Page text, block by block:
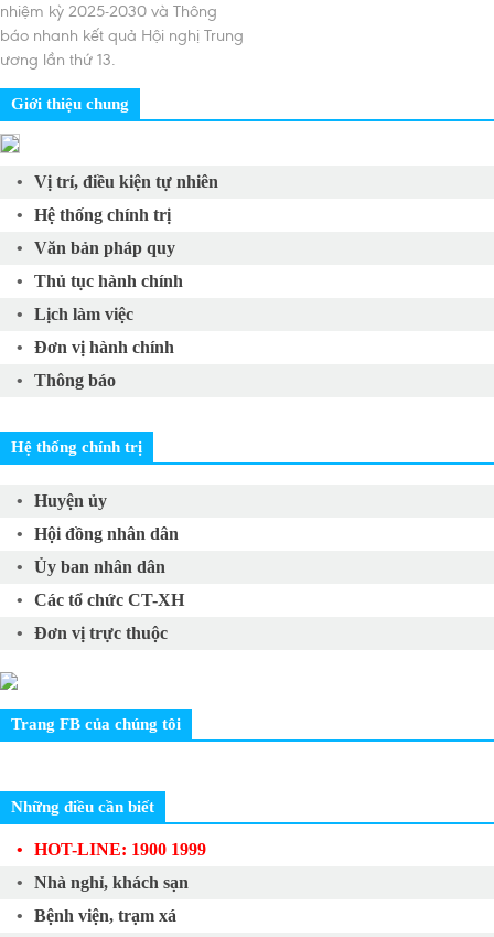
nhiệm kỳ 2025-2030 và Thông
báo nhanh kết quả Hội nghị Trung
ương lần thứ 13.
Giới thiệu chung
Vị trí, điều kiện tự nhiên
Hệ thống chính trị
Văn bản pháp quy
Thủ tục hành chính
Lịch làm việc
Đơn vị hành chính
Thông báo
Hệ thống chính trị
Huyện ủy
Hội đồng nhân dân
Ủy ban nhân dân
Các tổ chức CT-XH
Đơn vị trực thuộc
Trang FB của chúng tôi
Những điều cần biết
HOT-LINE: 1900 1999
Nhà nghỉ, khách sạn
Bệnh viện, trạm xá